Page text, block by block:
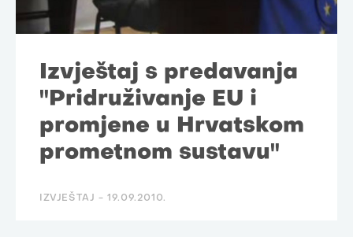
Izvještaj s predavanja
"Pridruživanje EU i
promjene u Hrvatskom
prometnom sustavu"
IZVJEŠTAJ -19.09.2010.